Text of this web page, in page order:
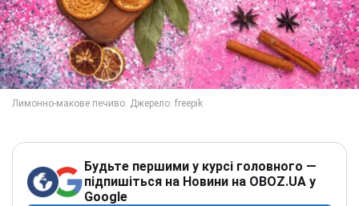
Будьте першими у курсі головного —
підпишіться на Новини на OBOZ.UA у
Google